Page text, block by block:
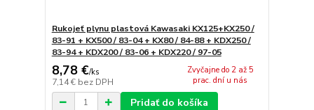
Rukojeť plynu plastová Kawasaki KX125+KX250 /
83-91 + KX500 / 83-04 + KX80 / 84-88 + KDX250 /
83-94 + KDX200 / 83-06 + KDX220 / 97-05
8,78 €/ks
7,14 € bez DPH
Zvyčajne do 2 až 5
prac. dní u nás
Pridať do košíka